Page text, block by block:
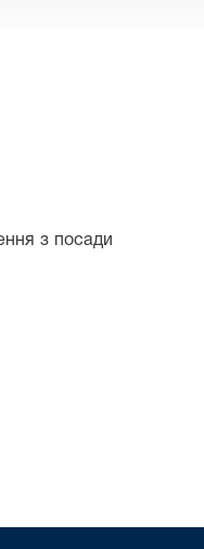
з посади